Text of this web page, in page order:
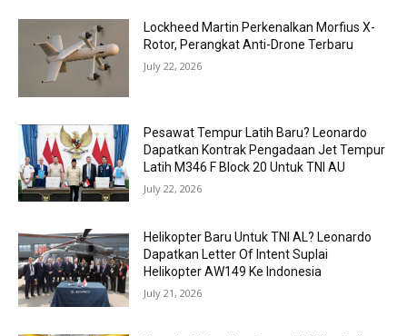
Lockheed Martin Perkenalkan Morfius X-
Rotor, Perangkat Anti-Drone Terbaru
July 22, 2026
Pesawat Tempur Latih Baru? Leonardo
Dapatkan Kontrak Pengadaan Jet Tempur
Latih M346 F Block 20 Untuk TNI AU
July 22, 2026
Helikopter Baru Untuk TNI AL? Leonardo
Dapatkan Letter Of Intent Suplai
Helikopter AW149 Ke Indonesia
July 21, 2026